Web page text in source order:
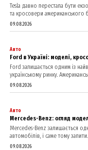
Tesla давно перестала бути
та кросовери американського
09.08.2026
Авто
Ford в Україні: моделі,
Ford залишається одним із
українському ринку.
09.08.2026
Авто
Mercedes-Benz: огляд
Mercedes-Benz залишається
автомобілів, і саме тому запити...
09.08.2026